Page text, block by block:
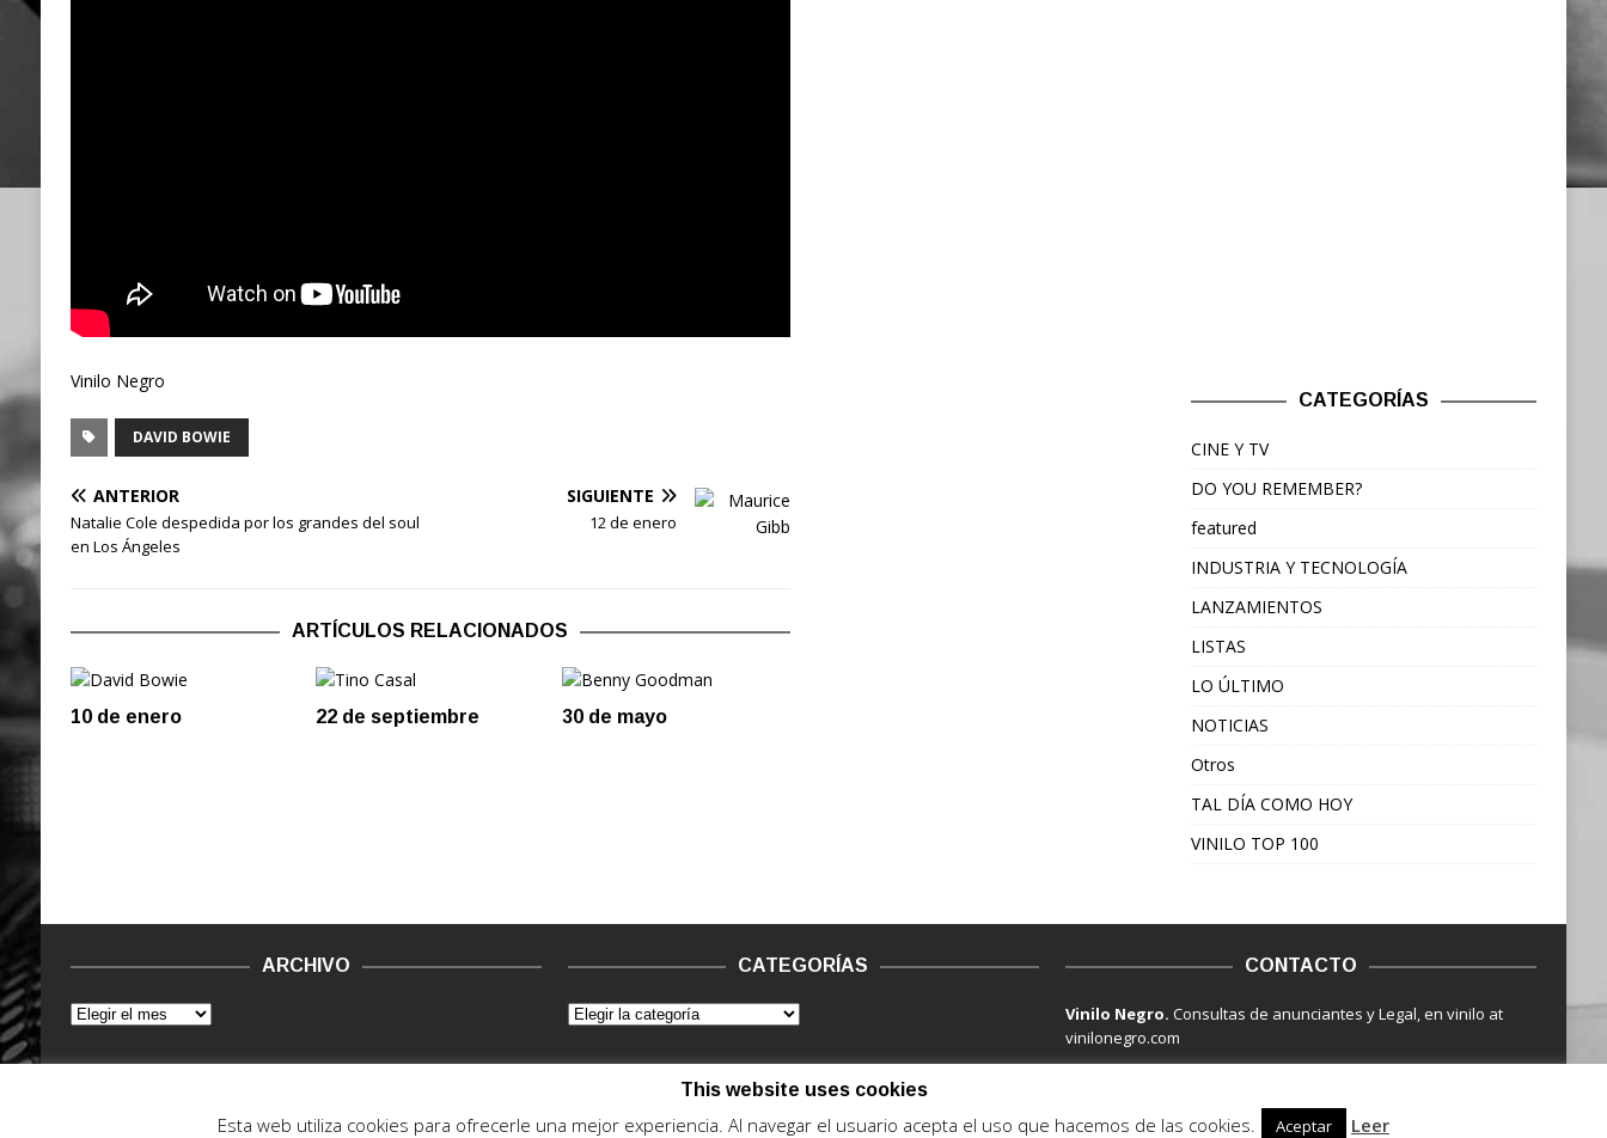
Vinilo Negro
DAVID BOWIE
ANTERIOR
Natalie Cole despedida por los grandes del soul
en Los Ángeles
SIGUIENTE
12 de enero
ARTÍCULOS RELACIONADOS
10 de enero 22 de septiembre 30 de mayo
CATEGORÍAS
CINE Y TV
DO YOU REMEMBER?
featured
INDUSTRIA Y TECNOLOGÍA
LANZAMIENTOS
LISTAS
LO ÚLTIMO
NOTICIAS
Otros
TAL DÍA COMO HOY
VINILO TOP 100
ARCHIVO CATEGORÍAS CONTACTO
Vinilo Negro.Consultas de anunciantes y Legal, en vinilo at
vinilonegro.com
This website uses cookies
Esta web utiliza cookies para ofrecerle una mejor experiencia. Al navegar el usuario acepta el uso que hacemos de las cookies. Aceptar Leer